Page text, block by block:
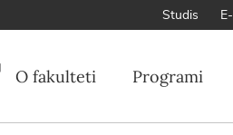
Studis
O fakulteti Programi